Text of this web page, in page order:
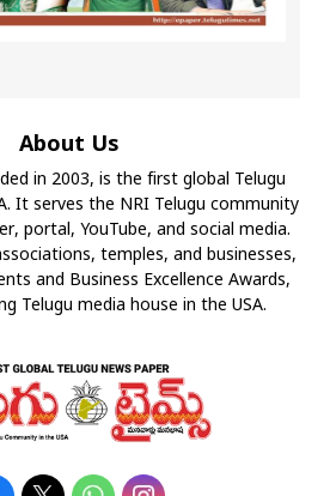
About Us
in 2003, is the first global Telugu
It serves the NRI Telugu community
portal, YouTube, and social media.
temples, and businesses,
and Business Excellence Awards,
Telugu media house in the USA.